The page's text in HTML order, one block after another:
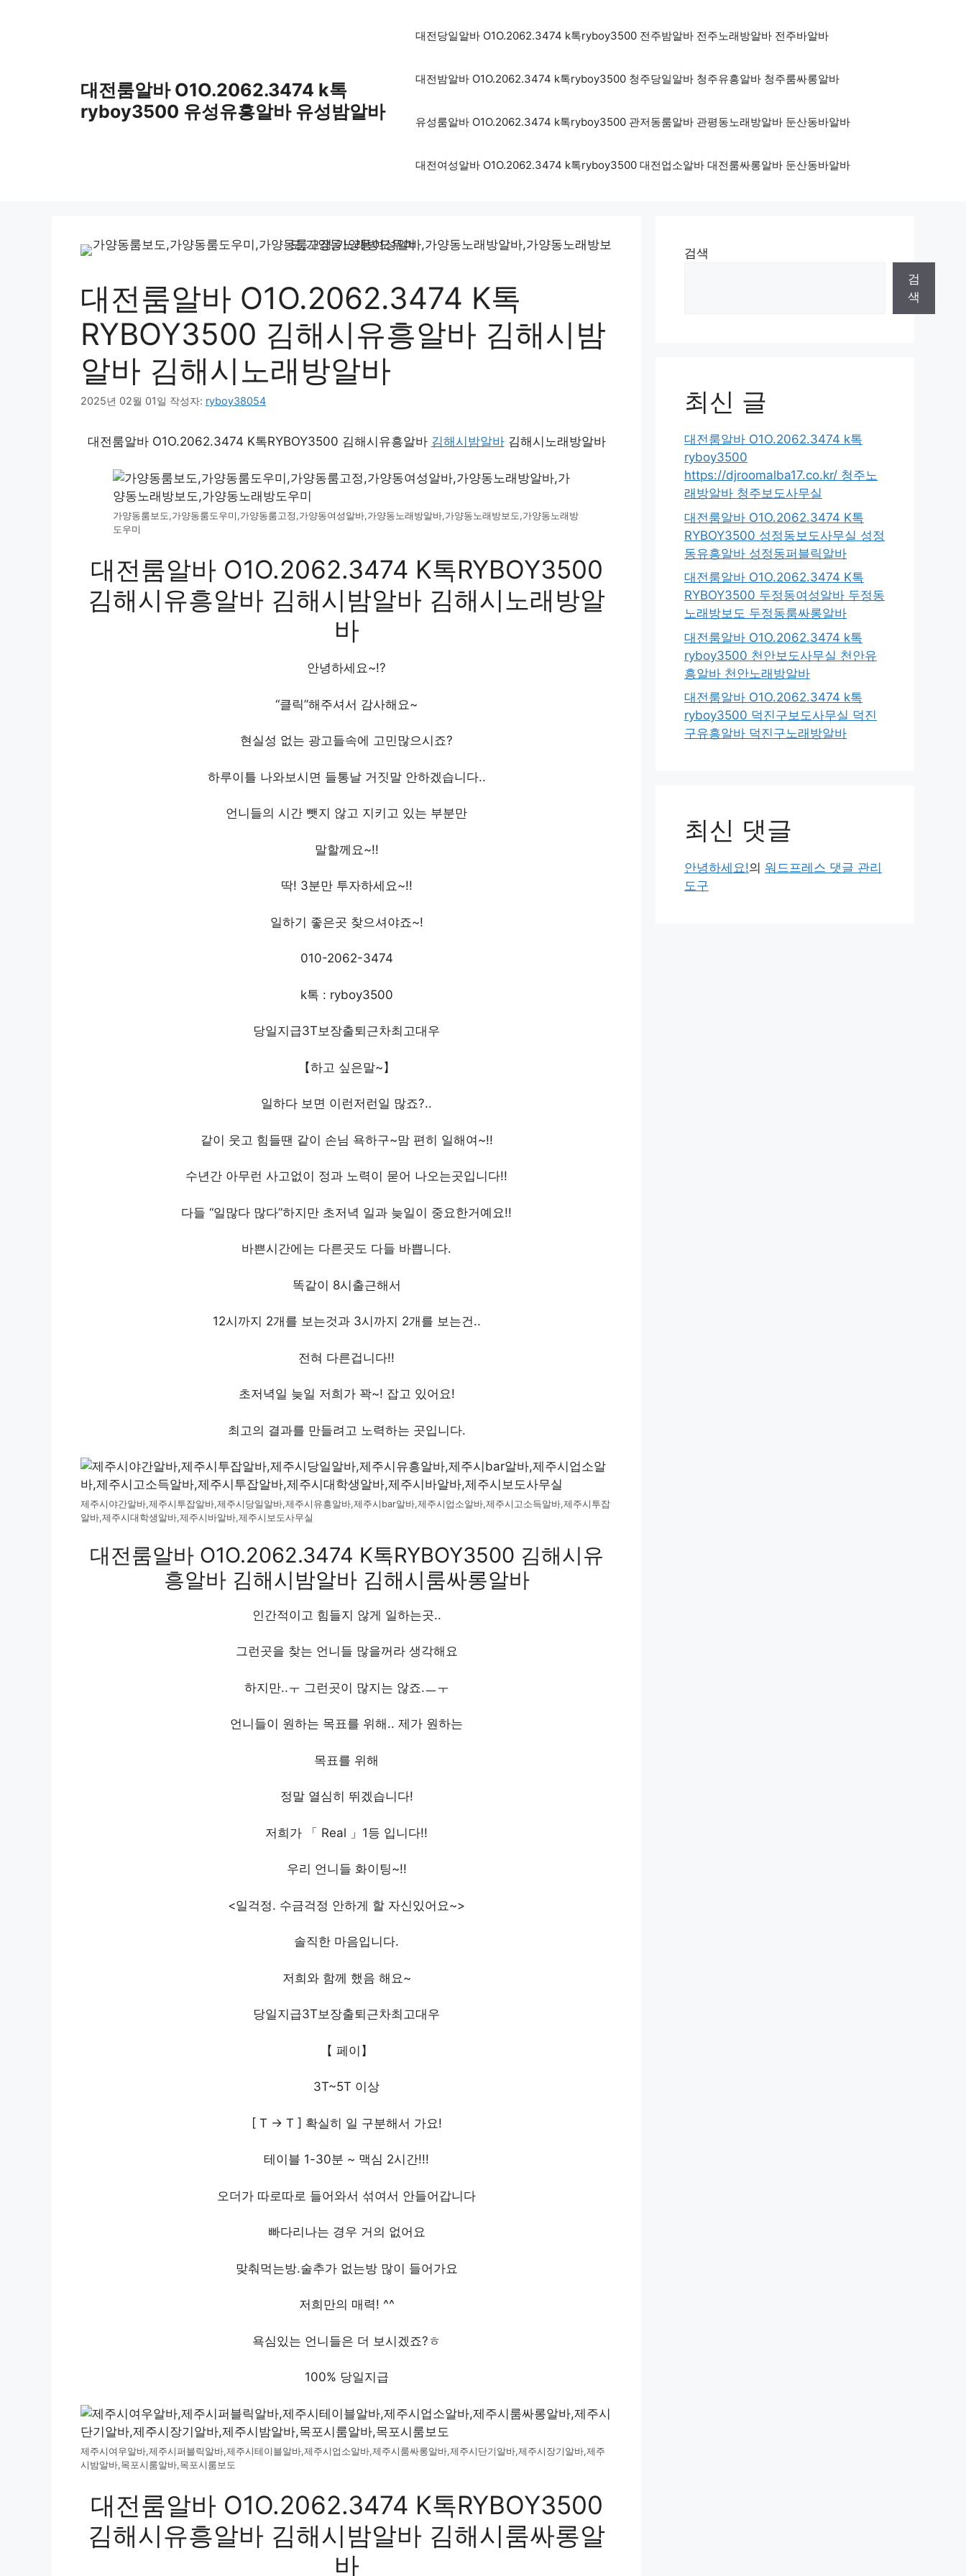
대전룸알바 O1O.2062.3474 k톡
ryboy3500 유성유흥알바 유성밤알바
대전당일알바 O1O.2062.3474 k톡ryboy3500 전주밤알바 전주노래방알바 전주바알바
대전밤알바 O1O.2062.3474 k톡ryboy3500 청주당일알바 청주유흥알바 청주룸싸롱알바
유성룸알바 O1O.2062.3474 k톡ryboy3500 관저동룸알바 관평동노래방알바 둔산동바알바
대전여성알바 O1O.2062.3474 k톡ryboy3500 대전업소알바 대전룸싸롱알바 둔산동바알바
대전룸알바 O1O.2062.3474 K톡
RYBOY3500 김해시유흥알바 김해시밤
알바 김해시노래방알바
2025년 02월 01일 작성자: ryboy38054
대전룸알바 O1O.2062.3474 K톡RYBOY3500 김해시유흥알바 김해시밤알바김해시노래방알바
가양동룸보도,가양동룸도우미,가양동룸고정,가양동여성알바,가양동노래방알바,가양동노래방보도,가양동노래방
도우미
대전룸알바 O1O.2062.3474 K톡RYBOY3500
김해시유흥알바 김해시밤알바 김해시노래방알
바
안녕하세요~!?
“클릭”해주셔서 감사해요~
현실성 없는 광고들속에 고민많으시죠?
하루이틀 나와보시면 들통날 거짓말 안하겠습니다..
언니들의 시간 뺏지 않고 지키고 있는 부분만
말할께요~!!
딱! 3분만 투자하세요~!!
일하기 좋은곳 찾으셔야죠~!
010-2062-3474
k톡 : ryboy3500
당일지급3T보장출퇴근차최고대우
【하고 싶은말~】
일하다 보면 이런저런일 많죠?..
같이 웃고 힘들땐 같이 손님 욕하구~맘 편히 일해여~!!
수년간 아무런 사고없이 정과 노력이 묻어 나오는곳입니다!!
다들 “일많다 많다”하지만 초저녁 일과 늦일이 중요한거예요!!
바쁜시간에는 다른곳도 다들 바쁩니다.
똑같이 8시출근해서
12시까지 2개를 보는것과 3시까지 2개를 보는건..
전혀 다른겁니다!!
초저녁일 늦일 저희가 꽉~! 잡고 있어요!
최고의 결과를 만들려고 노력하는 곳입니다.
제주시야간알바,제주시투잡알바,제주시당일알바,제주시유흥알바,제주시bar알바,제주시업소알바,제주시고소득알바,제주시투잡
알바,제주시대학생알바,제주시바알바,제주시보도사무실
대전룸알바 O1O.2062.3474 K톡RYBOY3500 김해시유
흥알바 김해시밤알바 김해시룸싸롱알바
인간적이고 힘들지 않게 일하는곳..
그런곳을 찾는 언니들 많을꺼라 생각해요
하지만..ㅜ 그런곳이 많지는 않죠.ㅡㅜ
언니들이 원하는 목표를 위해.. 제가 원하는
목표를 위해
정말 열심히 뛰겠습니다!
저희가 「 Real 」1등 입니다!!
우리 언니들 화이팅~!!
<일걱정. 수금걱정 안하게 할 자신있어요~>
솔직한 마음입니다.
저희와 함께 했음 해요~
당일지급3T보장출퇴근차최고대우
【 페이】
3T~5T 이상
[ T -> T ] 확실히 일 구분해서 가요!
테이블 1-30분 ~ 맥심 2시간!!!
오더가 따로따로 들어와서 섞여서 안들어갑니다
빠다리나는 경우 거의 없어요
맞춰먹는방.술추가 없는방 많이 들어가요
저희만의 매력! ^^
욕심있는 언니들은 더 보시겠죠?ㅎ
100% 당일지급
제주시여우알바,제주시퍼블릭알바,제주시테이블알바,제주시업소알바,제주시룸싸롱알바,제주시단기알바,제주시장기알바,제주
시밤알바,목포시룸알바,목포시룸보도
대전룸알바 O1O.2062.3474 K톡RYBOY3500
김해시유흥알바 김해시밤알바 김해시룸싸롱알
바
검색
검
색
최신 글
대전룸알바 O1O.2062.3474 k톡
ryboy3500
https://djroomalba17.co.kr/ 청주노
래방알바 청주보도사무실
대전룸알바 O1O.2062.3474 K톡
RYBOY3500 성정동보도사무실 성정
동유흥알바 성정동퍼블릭알바
대전룸알바 O1O.2062.3474 K톡
RYBOY3500 두정동여성알바 두정동
노래방보도 두정동룸싸롱알바
대전룸알바 O1O.2062.3474 k톡
ryboy3500 천안보도사무실 천안유
흥알바 천안노래방알바
대전룸알바 O1O.2062.3474 k톡
ryboy3500 덕진구보도사무실 덕진
구유흥알바 덕진구노래방알바
최신 댓글
안녕하세요!의 워드프레스 댓글 관리
도구